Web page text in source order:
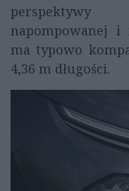
napompowanej i
ma typowo
4,36 m długości.